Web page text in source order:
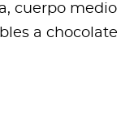
cuerpo medio
a chocolate